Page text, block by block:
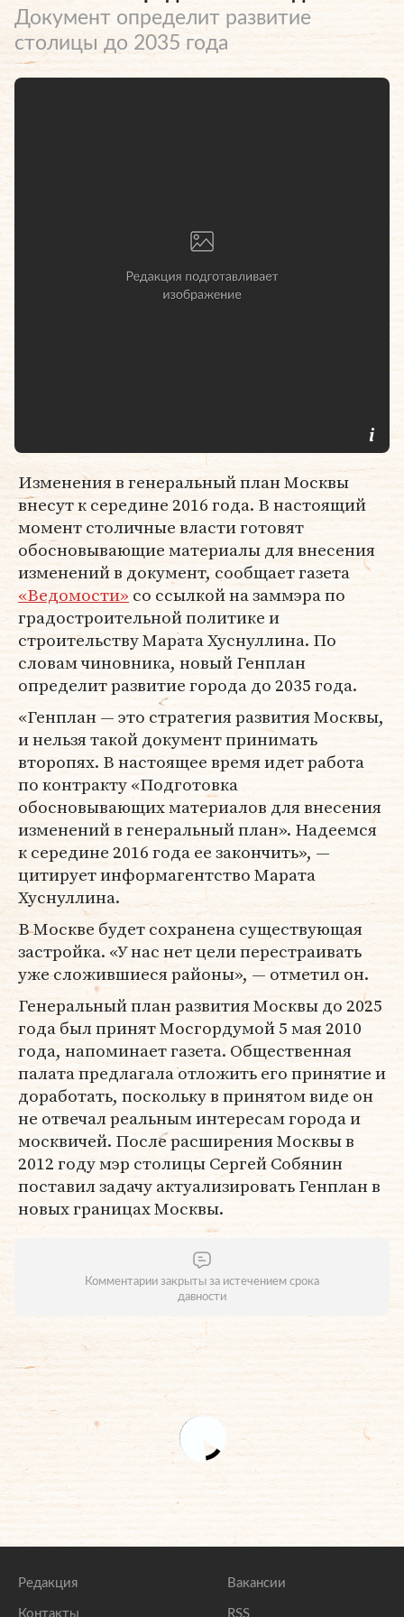
Документ определит развитие
столицы до 2035 года
Изменения в генеральный план Москвы
внесут к середине 2016 года. В настоящий
момент столичные власти готовят
обосновывающие материалы для внесения
изменений в документ, сообщает газета
«Ведомости» со ссылкой на заммэра по
градостроительной политике и
строительству Марата Хуснуллина. По
словам чиновника, новый Генплан
определит развитие города до 2035 года.
«Генплан — это стратегия развития Москвы,
и нельзя такой документ принимать
второпях. В настоящее время идет работа
по контракту «Подготовка
обосновывающих материалов для внесения
изменений в генеральный план». Надеемся
к середине 2016 года ее закончить», —
цитирует информагентство Марата
Хуснуллина.
В Москве будет сохранена существующая
застройка. «У нас нет цели перестраивать
уже сложившиеся районы», — отметил он.
Генеральный план развития Москвы до 2025
года был принят Мосгордумой 5 мая 2010
года, напоминает газета. Общественная
палата предлагала отложить его принятие и
доработать, поскольку в принятом виде он
не отвечал реальным интересам города и
москвичей. После расширения Москвы в
2012 году мэр столицы Сергей Собянин
поставил задачу актуализировать Генплан в
новых границах Москвы.
Комментарии закрыты за истечением срока
давности
Редакция
Контакты
Вакансии
RSS